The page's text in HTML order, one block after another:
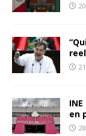
en